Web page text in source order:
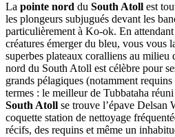
La pointe nord du South Atoll est
les plongeurs subjugués devant les
particulièrement à Ko-ok. En
créatures émerger du bleu, vous vous
superbes plateaux coralliens au milieu
nord du South Atoll est célèbre pour
grands pélagiques (notamment requins
termes : le meilleur de Tubbataha
South Atoll se trouve l’épave Delsan
coquette station de nettoyage
récifs, des requins et même un